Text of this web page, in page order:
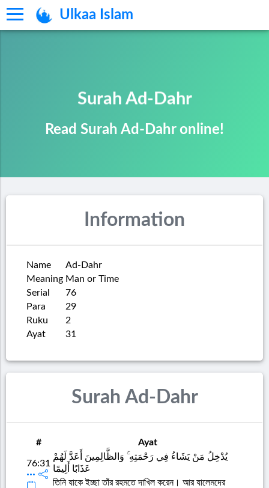
Ulkaa Islam
Surah Ad-Dahr
Read Surah Ad-Dahr online!
Information
Name
Ad-Dahr
Meaning Man or Time
Serial
76
Para
29
Ruku
2
Ayat
31
Surah Ad-Dahr
# Ayat
76:31
يُدْخِلُ مَنْ يَشَاءُ فِي رَحْمَتِهِ ۚ وَالظَّالِمِينَ أَعَدَّ لَهُمْ
عَذَابًا أَلِيمًا
তিনি যাকে ইচ্ছা তাঁর রহমতে দাখিল করেন। আর যালেমদের